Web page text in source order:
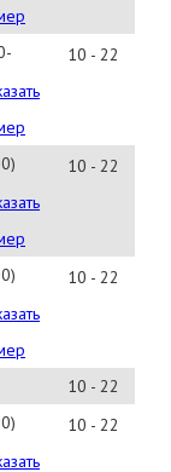
10 - 22
10 - 22
10 - 22
10 - 22
10 - 22